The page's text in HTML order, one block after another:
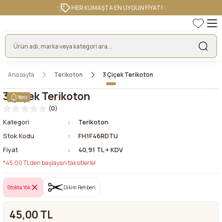
HER KUMAŞTA EN UYGUN FİYAT!
Anasayfa Terikoton 3 Çiçek Terikoton
Yeni
3 Çiçek Terikoton
(0)
Kategori
Terikoton
Stok Kodu
FH1F46RDTU
Fiyat
40,91 TL + KDV
*45,00 TL den başlayan taksitlerle!
Stokta Yok Dikim Rehberi
45,00 TL